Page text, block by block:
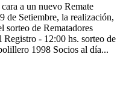
a un nuevo Remate
de Setiembre, la realización,
sorteo de Rematadores
Registro - 12:00 hs. sorteo de
1998 Socios al día...